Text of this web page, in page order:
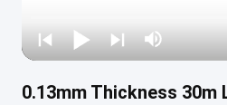
0.13mm Thickness